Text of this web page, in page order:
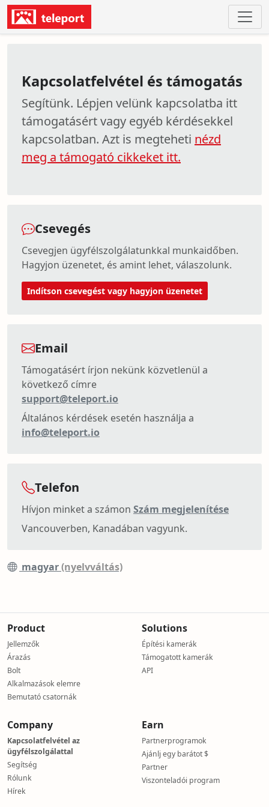
Kapcsolatfelvétel és támogatás
Segítünk. Lépjen velünk kapcsolatba itt
támogatásért vagy egyéb kérdésekkel
kapcsolatban. Azt is megteheti nézd
meg a támogató cikkeket itt.
Csevegés
Csevegjen ügyfélszolgálatunkkal munkaidőben.
Hagyjon üzenetet, és amint lehet, válaszolunk.
Indítson csevegést vagy hagyjon üzenetet
Email
Támogatásért írjon nekünk közvetlenül a
következő címre
support@teleport.io
Általános kérdések esetén használja a
info@teleport.io
Telefon
Hívjon minket a számon Szám megjelenítése
Vancouverben, Kanadában vagyunk.
magyar(nyelvváltás)
Product
Jellemzők
Árazás
Bolt
Alkalmazások elemre
Bemutató csatornák
Solutions
Építési kamerák
Támogatott kamerák
API
Company
Kapcsolatfelvétel az
ügyfélszolgálattal
Segítség
Rólunk
Hírek
Earn
Partnerprogramok
Ajánlj egy barátot $
Partner
Viszonteladói program